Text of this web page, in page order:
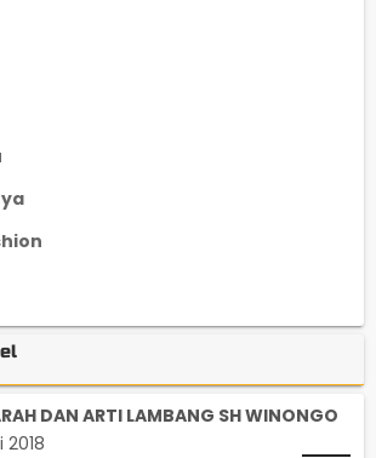
DAN ARTI LAMBANG SH WINONGO
2018